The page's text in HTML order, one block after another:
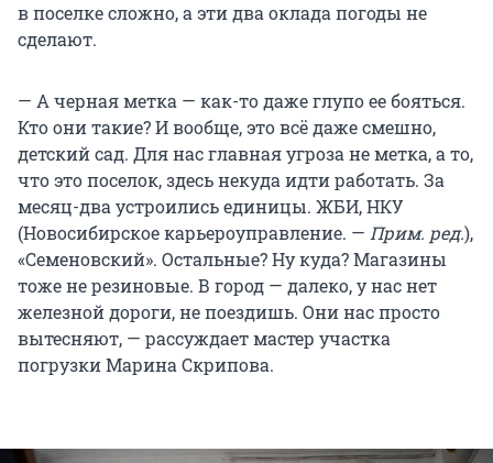
в поселке сложно, а эти два оклада погоды не
сделают.
— А черная метка — как-то даже глупо ее бояться.
Кто они такие? И вообще, это всё даже смешно,
детский сад. Для нас главная угроза не метка, а то,
что это поселок, здесь некуда идти работать. За
месяц-два устроились единицы. ЖБИ, НКУ
(Новосибирское карьероуправление. — Прим. ред.),
«Семеновский». Остальные? Ну куда? Магазины
тоже не резиновые. В город — далеко, у нас нет
железной дороги, не поездишь. Они нас просто
вытесняют, — рассуждает мастер участка
погрузки Марина Скрипова.